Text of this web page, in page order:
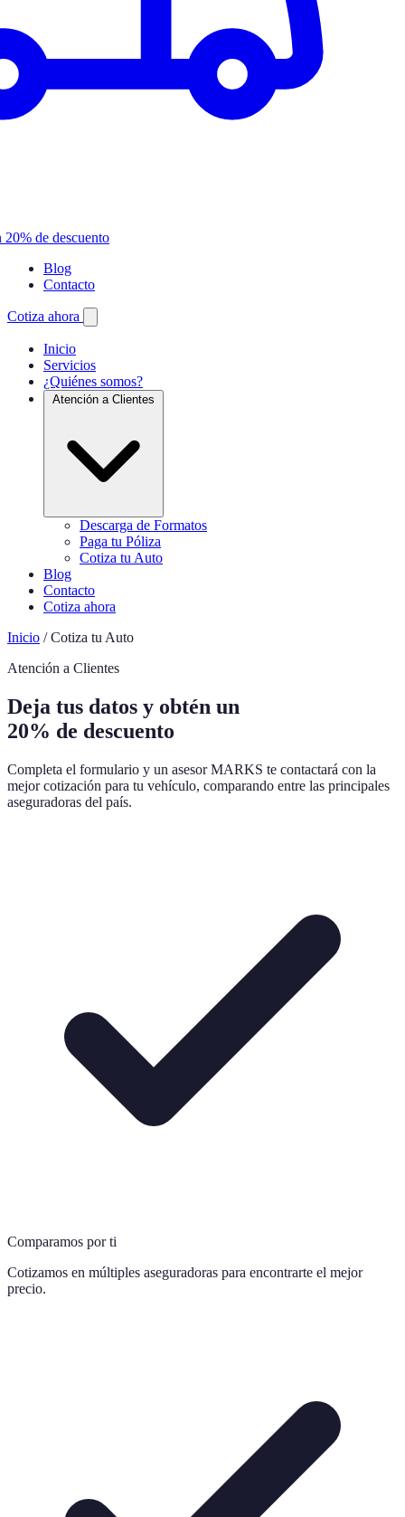
de descuento
Blog
Contacto
Cotiza ahora
Inicio
Servicios
¿Quiénes somos?
Descarga de Formatos
Paga tu Póliza
Cotiza tu Auto
Blog
Contacto
Cotiza ahora
Inicio / Cotiza tu Auto
Atención a Clientes
Deja tus datos y obtén un
20% de descuento
Completa el formulario y un asesor MARKS te contactará con la
mejor cotización para tu vehículo, comparando entre las principales
aseguradoras del país.
Comparamos por ti
Cotizamos en múltiples aseguradoras para encontrarte el mejor
precio.